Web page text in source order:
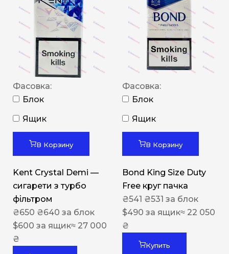
Фасовка:
Блок
Ящик
В Корзину
Kent Crystal Demi —
сигарети з турбо
фільтром
₴650 ₴640 за блок
$600 за ящик≈ 27 000
₴
Фасовка:
Блок
Ящик
В Корзину
Bond King Size Duty
Free круг пачка
₴541 ₴531 за блок
$490 за ящик≈ 22 050
₴
Купить